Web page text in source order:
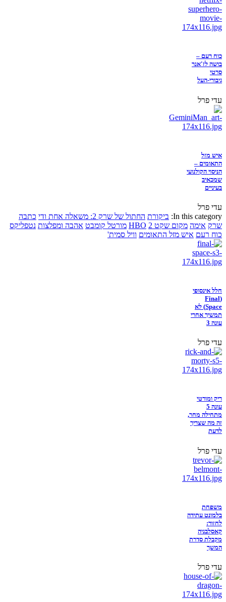
כוח רעם –
בושה לז'אנר
סרטי
גיבורי-העל
עדי פרל
איש מזל
התאומים –
הניסוי הקולנועי
שמכאיב
בעיניים
עדי פרל
In this category: ביקורת החתול של שרק 2: משאלה אחת ודי
כתבה
שרק אימה מקום שקט 2 HBO מורטל קומבט אהבה ומפלצות נטפליקס
כוח רעם איש מזל התאומים וויל סמית'
חלל אינסופי
(Final
Space) לא
תמשיך אחרי
עונה 3
עדי פרל
ריק ומורטי
עונה 5
מתחילה מחר,
זה מה שצריך
לדעת
עדי פרל
משפחת
בלמונט עתידה
לחזור:
קאסלבניה
מקבלת סדרת
המשך
עדי פרל